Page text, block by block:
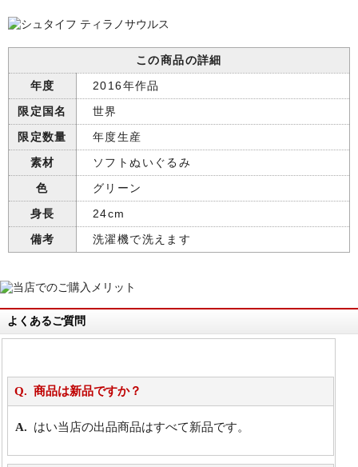
この商品の詳細
年度
2016年作品
限定国名
世界
限定数量
年度生産
素材
ソフトぬいぐるみ
色
グリーン
身長
24cm
備考
洗濯機で洗えます
よくあるご質問
商品は新品ですか？
はい当店の出品商品はすべて新品です。